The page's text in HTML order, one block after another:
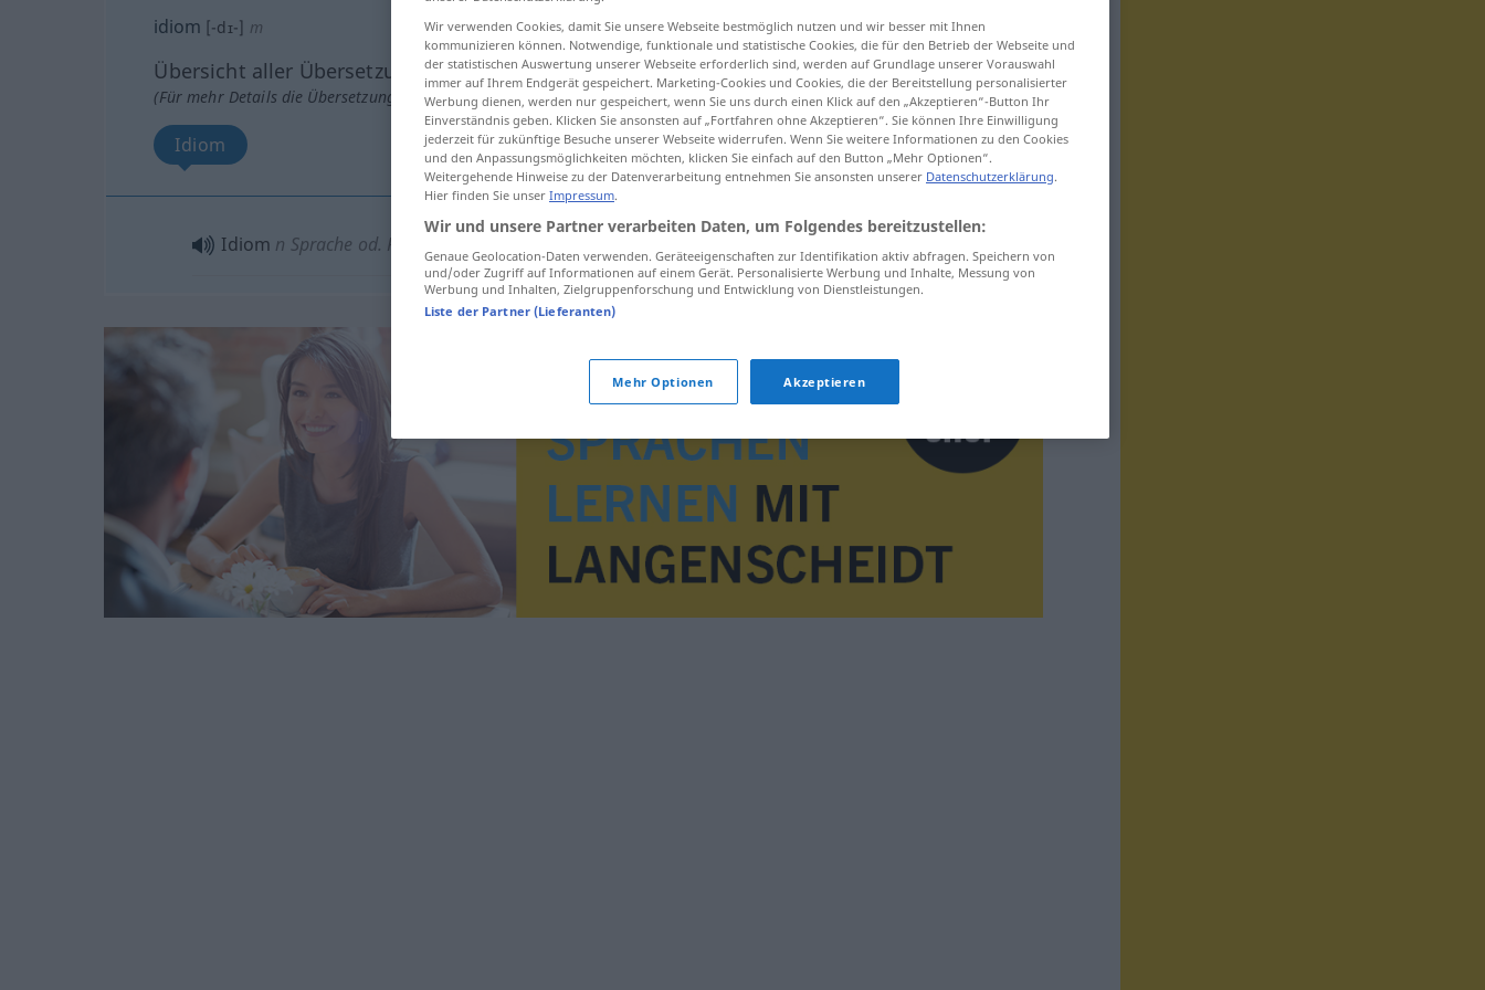
idiom [-dɪ-] m
Übersicht aller Übersetzungen
(Für mehr Details die Übersetzung anklicken/antippen)
Idiom
Idiom n Sprache od. Redewendung
Wir verwenden Cookies, damit Sie unsere Webseite bestmöglich nutzen und wir besser mit Ihnen
kommunizieren können. Notwendige, funktionale und statistische Cookies, die für den Betrieb der Webseite und
der statistischen Auswertung unserer Webseite erforderlich sind, werden auf Grundlage unserer Vorauswahl
immer auf Ihrem Endgerät gespeichert. Marketing-Cookies und Cookies, die der Bereitstellung personalisierter
Werbung dienen, werden nur gespeichert, wenn Sie uns durch einen Klick auf den „Akzeptieren“-Button Ihr
Einverständnis geben. Klicken Sie ansonsten auf „Fortfahren ohne Akzeptieren“. Sie können Ihre Einwilligung
jederzeit für zukünftige Besuche unserer Webseite widerrufen. Wenn Sie weitere Informationen zu den Cookies
und den Anpassungsmöglichkeiten möchten, klicken Sie einfach auf den Button „Mehr Optionen“.
Weitergehende Hinweise zu der Datenverarbeitung entnehmen Sie ansonsten unserer Datenschutzerklärung.
Hier finden Sie unser Impressum.
Wir und unsere Partner verarbeiten Daten, um Folgendes bereitzustellen:
Genaue Geolocation-Daten verwenden. Geräteeigenschaften zur Identifikation aktiv abfragen. Speichern von
und/oder Zugriff auf Informationen auf einem Gerät. Personalisierte Werbung und Inhalte, Messung von
Werbung und Inhalten, Zielgruppenforschung und Entwicklung von Dienstleistungen.
Liste der Partner (Lieferanten)
Mehr Optionen Akzeptieren